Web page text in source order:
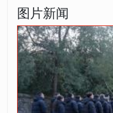
图片新闻